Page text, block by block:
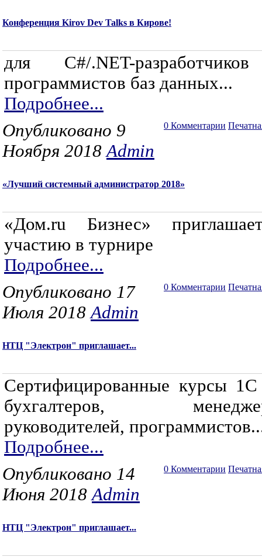
Конференция Kirov Dev Talks в Кирове!
для C#/.NET-
программистов баз данных...
Подробнее...
0 Комментарии
Опубликовано 9
Ноября 2018Admin
«Лучший системный администратор 2018»
«Дом.ru Бизнес»
участию в турнире
Подробнее...
0 Комментарии
Опубликовано 17
Июля 2018Admin
НТЦ "Электрон" приглашает...
Сертифицированные курсы 1С
бухгалтеров,
руководителей,
Подробнее...
0 Комментарии
Опубликовано 14
Июня 2018Admin
НТЦ "Электрон" приглашает...